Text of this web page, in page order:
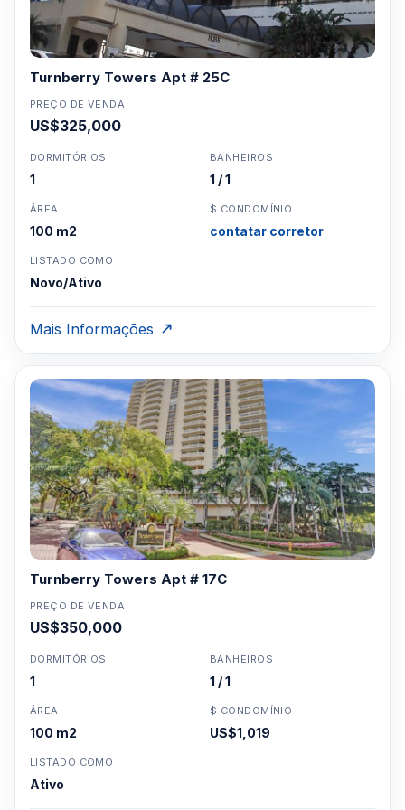
horasPorteiroEstacionamento com manobristaÔnibus de
cortesiaCentro de negóciosUnidades de
armazenamentoElevador Shabat
Clique aqui para mandar um email
5744
Para Vendas ligar no telefone no Brasil SP 11-
3957-0613
Turnberry Towers Apt # 25C
PREÇO DE VENDA
US$325,000
DORMITÓRIOS
1
BANHEIROS
1 / 1
ÁREA
100 m2
$ CONDOMÍNIO
contatar corretor
LISTADO COMO
Novo/Ativo
Mais Informações
Turnberry Towers Apt # 17C
PREÇO DE VENDA
US$350,000
DORMITÓRIOS
1
BANHEIROS
1 / 1
ÁREA
100 m2
$ CONDOMÍNIO
US$1,019
LISTADO COMO
Ativo